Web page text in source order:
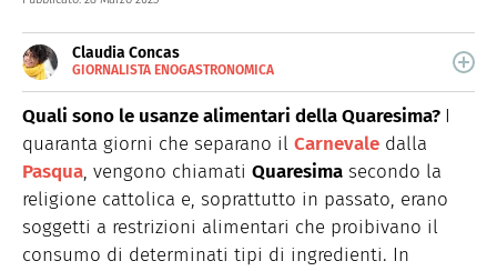
Claudia Concas
GIORNALISTA ENOGASTRONOMICA
Dopo aver frequentato la scuola di chef, Claudia Concas
è una food content specialist e food writer che produce
contenuti per il web e per la carta stampata. Realizza
shooting video e fotografici per brand e magazine
occupandosi della parte autoriale, del food styling e del
props styling. Nel tempo libero ama cucinare, scrivere e
curiosare.
Quali sono le usanze alimentari della Quaresima? I
quaranta giorni che separano il Carnevale dalla
Pasqua, vengono chiamati Quaresima secondo la
religione cattolica e, soprattutto in passato, erano
soggetti a restrizioni alimentari che proibivano il
consumo di determinati tipi di ingredienti. In